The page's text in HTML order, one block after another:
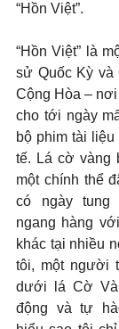
“Hồn Việt”.
“Hồn Việt” là
sử Quốc Kỳ và
Cộng Hòa –
cho tới ngày
bộ phim tài
tế. Lá cờ vàng
một chính thể
có ngày tung
ngang hàng
khác tại nhiều
tôi, một người
dưới lá Cờ
động và tự